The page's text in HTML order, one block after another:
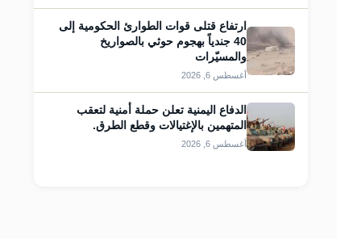
ارتفاع قتلى قوات الطوارئ الحكومية إلى
40 جندياً بهجوم حوثي بالصواريخ
والمسيّرات
أغسطس 6, 2026
الدفاع اليمنية تعلن حملة أمنية لتعقب
المتهمين بالإغتيالات وقطع الطرق.
أغسطس 6, 2026